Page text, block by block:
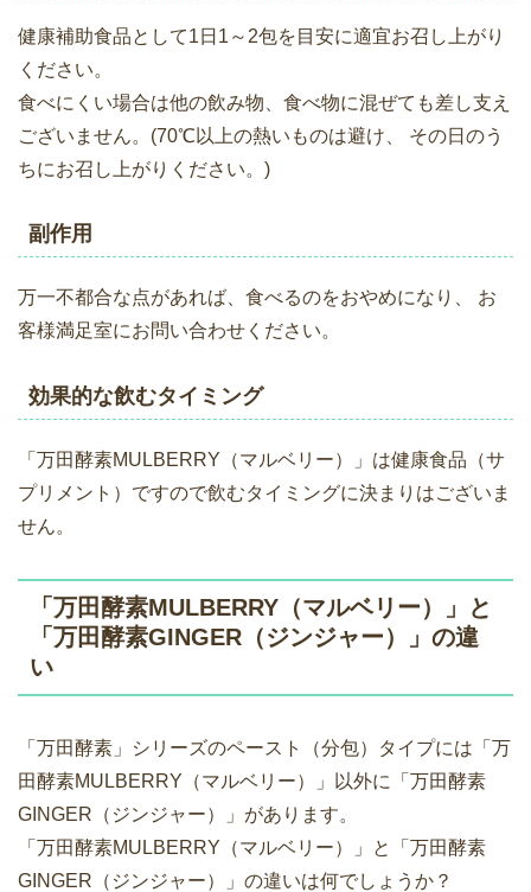
健康補助食品として1日1～2包を目安に適宜お召し上がり
ください。
食べにくい場合は他の飲み物、食べ物に混ぜても差し支え
ございません。(70℃以上の熱いものは避け、 その日のう
ちにお召し上がりください。)
副作用
万一不都合な点があれば、食べるのをおやめになり、 お
客様満足室にお問い合わせください。
効果的な飲むタイミング
「万田酵素MULBERRY（マルベリー）」は健康食品（サ
プリメント）ですので飲むタイミングに決まりはございま
せん。
「万田酵素MULBERRY（マルベリー）」と
「万田酵素GINGER（ジンジャー）」の違
い
「万田酵素」シリーズのペースト（分包）タイプには「万
田酵素MULBERRY（マルベリー）」以外に「万田酵素
GINGER（ジンジャー）」があります。
「万田酵素MULBERRY（マルベリー）」と「万田酵素
GINGER（ジンジャー）」の違いは何でしょうか？